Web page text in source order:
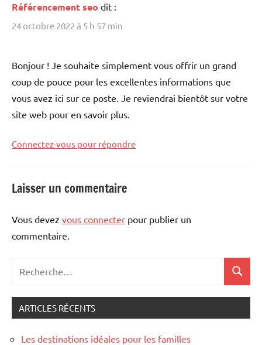
Référencement seo dit :
24 octobre 2022 à 5 h 57 min
Bonjour ! Je souhaite simplement vous offrir un grand
coup de pouce pour les excellentes informations que
vous avez ici sur ce poste. Je reviendrai bientôt sur votre
site web pour en savoir plus.
Connectez-vous pour répondre
Laisser un commentaire
Vous devez vous connecter pour publier un
commentaire.
:
ARTICLES RÉCENTS
Les destinations idéales pour les familles